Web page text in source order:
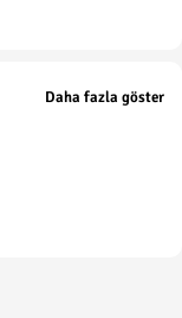
Daha fazla göster